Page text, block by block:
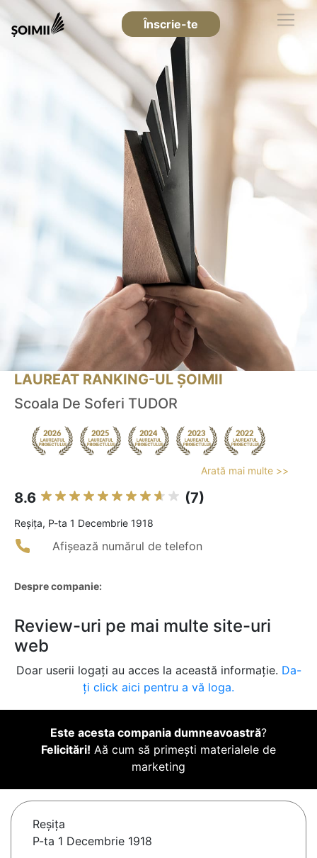
Înscrie-te
LAUREAT RANKING-UL ȘOIMII
Scoala De Soferi TUDOR
Arată mai multe >>
8.6 (7)
Reşiţa, P-ta 1 Decembrie 1918
Afișează numărul de telefon
Despre companie:
Review-uri pe mai multe site-uri
web
Doar userii logați au acces la această informație. Da-
ți click aici pentru a vă loga.
Este acesta compania dumneavoastră?
Felicitări! Aă cum să primești materialele de
marketing
Reşiţa
P-ta 1 Decembrie 1918